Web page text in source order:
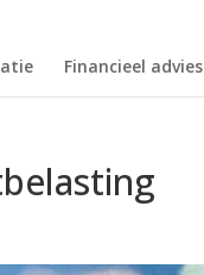
Financieel advies